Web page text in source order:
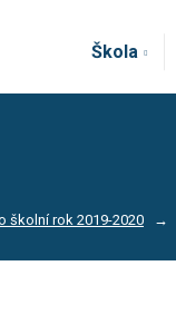
Škola
školní rok 2019-2020